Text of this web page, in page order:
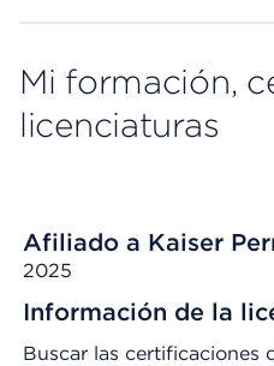
Mi formación,
licenciaturas
Afiliado a Kaiser
2025
Información de la
Buscar las certificaciones